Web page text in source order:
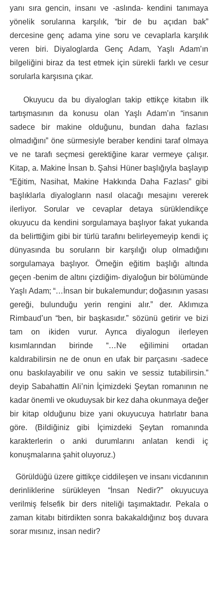
yanı sıra gencin, insanı ve -aslında- kendini tanımaya
yönelik sorularına karşılık, “bir de bu açıdan bak”
dercesine genç adama yine soru ve cevaplarla karşılık
veren biri. Diyaloglarda Genç Adam, Yaşlı Adam’ın
bilgeliğini biraz da test etmek için sürekli farklı ve cesur
sorularla karşısına çıkar.
Okuyucu da bu diyalogları takip ettikçe kitabın ilk
tartışmasının da konusu olan Yaşlı Adam’ın “insanın
sadece bir makine olduğunu, bundan daha fazlası
olmadığını” öne sürmesiyle beraber kendini taraf olmaya
ve ne tarafı seçmesi gerektiğine karar vermeye çalışır.
Kitap, a. Makine İnsan b. Şahsi Hüner başlığıyla başlayıp
“Eğitim, Nasihat, Makine Hakkında Daha Fazlası” gibi
başlıklarla diyalogların nasıl olacağı mesajını vererek
ilerliyor. Sorular ve cevaplar detaya sürüklendikçe
okuyucu da kendini sorgulamaya başlıyor fakat yukarıda
da belirttiğim gibi bir türlü tarafını belirleyemeyip kendi iç
dünyasında bu soruların bir karşılığı olup olmadığını
sorgulamaya başlıyor. Örneğin eğitim başlığı altında
geçen -benim de altını çizdiğim- diyaloğun bir bölümünde
Yaşlı Adam; “…İnsan bir bukalemundur; doğasının yasası
gereği, bulunduğu yerin rengini alır.” der. Aklımıza
Rimbaud’un “ben, bir başkasıdır.” sözünü getirir ve bizi
tam on ikiden vurur. Ayrıca diyalogun ilerleyen
kısımlarından birinde “…Ne eğilimini ortadan
kaldırabilirsin ne de onun en ufak bir parçasını -sadece
onu baskılayabilir ve onu sakin ve sessiz tutabilirsin.”
deyip Sabahattin Ali’nin İçimizdeki Şeytan romanının ne
kadar önemli ve okuduysak bir kez daha okunmaya değer
bir kitap olduğunu bize yani okuyucuya hatırlatır bana
göre. (Bildiğiniz gibi İçimizdeki Şeytan romanında
karakterlerin o anki durumlarını anlatan kendi iç
konuşmalarına şahit oluyoruz.)
Görüldüğü üzere gittikçe ciddileşen ve insanı vicdanının
derinliklerine sürükleyen “İnsan Nedir?” okuyucuya
verilmiş felsefik bir ders niteliği taşımaktadır. Pekala o
zaman kitabı bitirdikten sonra bakakaldığınız boş duvara
sorar mısınız, insan nedir?